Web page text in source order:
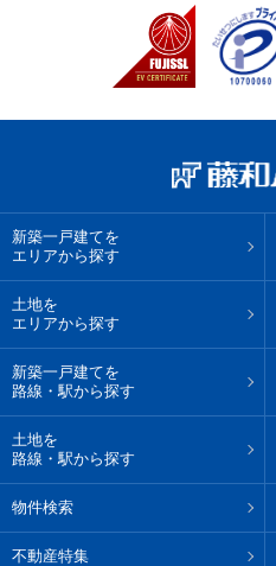
新築一戸建てを
エリアから探す
土地を
エリアから探す
新築一戸建てを
路線・駅から探す
土地を
路線・駅から探す
物件検索
不動産特集